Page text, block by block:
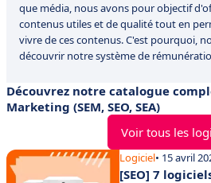
que média, nous avons pour objectif
contenus utiles et de qualité tout en
vivre de ces contenus. C'est pourquoi,
découvrir notre système de
Découvrez notre catalogue
Marketing (SEM, SEO, SEA)
Voir tous les
Logiciel• 15 avril
[SEO] 7